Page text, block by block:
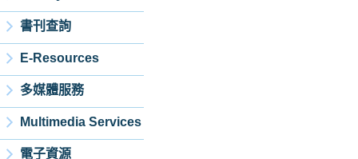
書刊查詢
E-Resources
多媒體服務
Multimedia Services
電子資源